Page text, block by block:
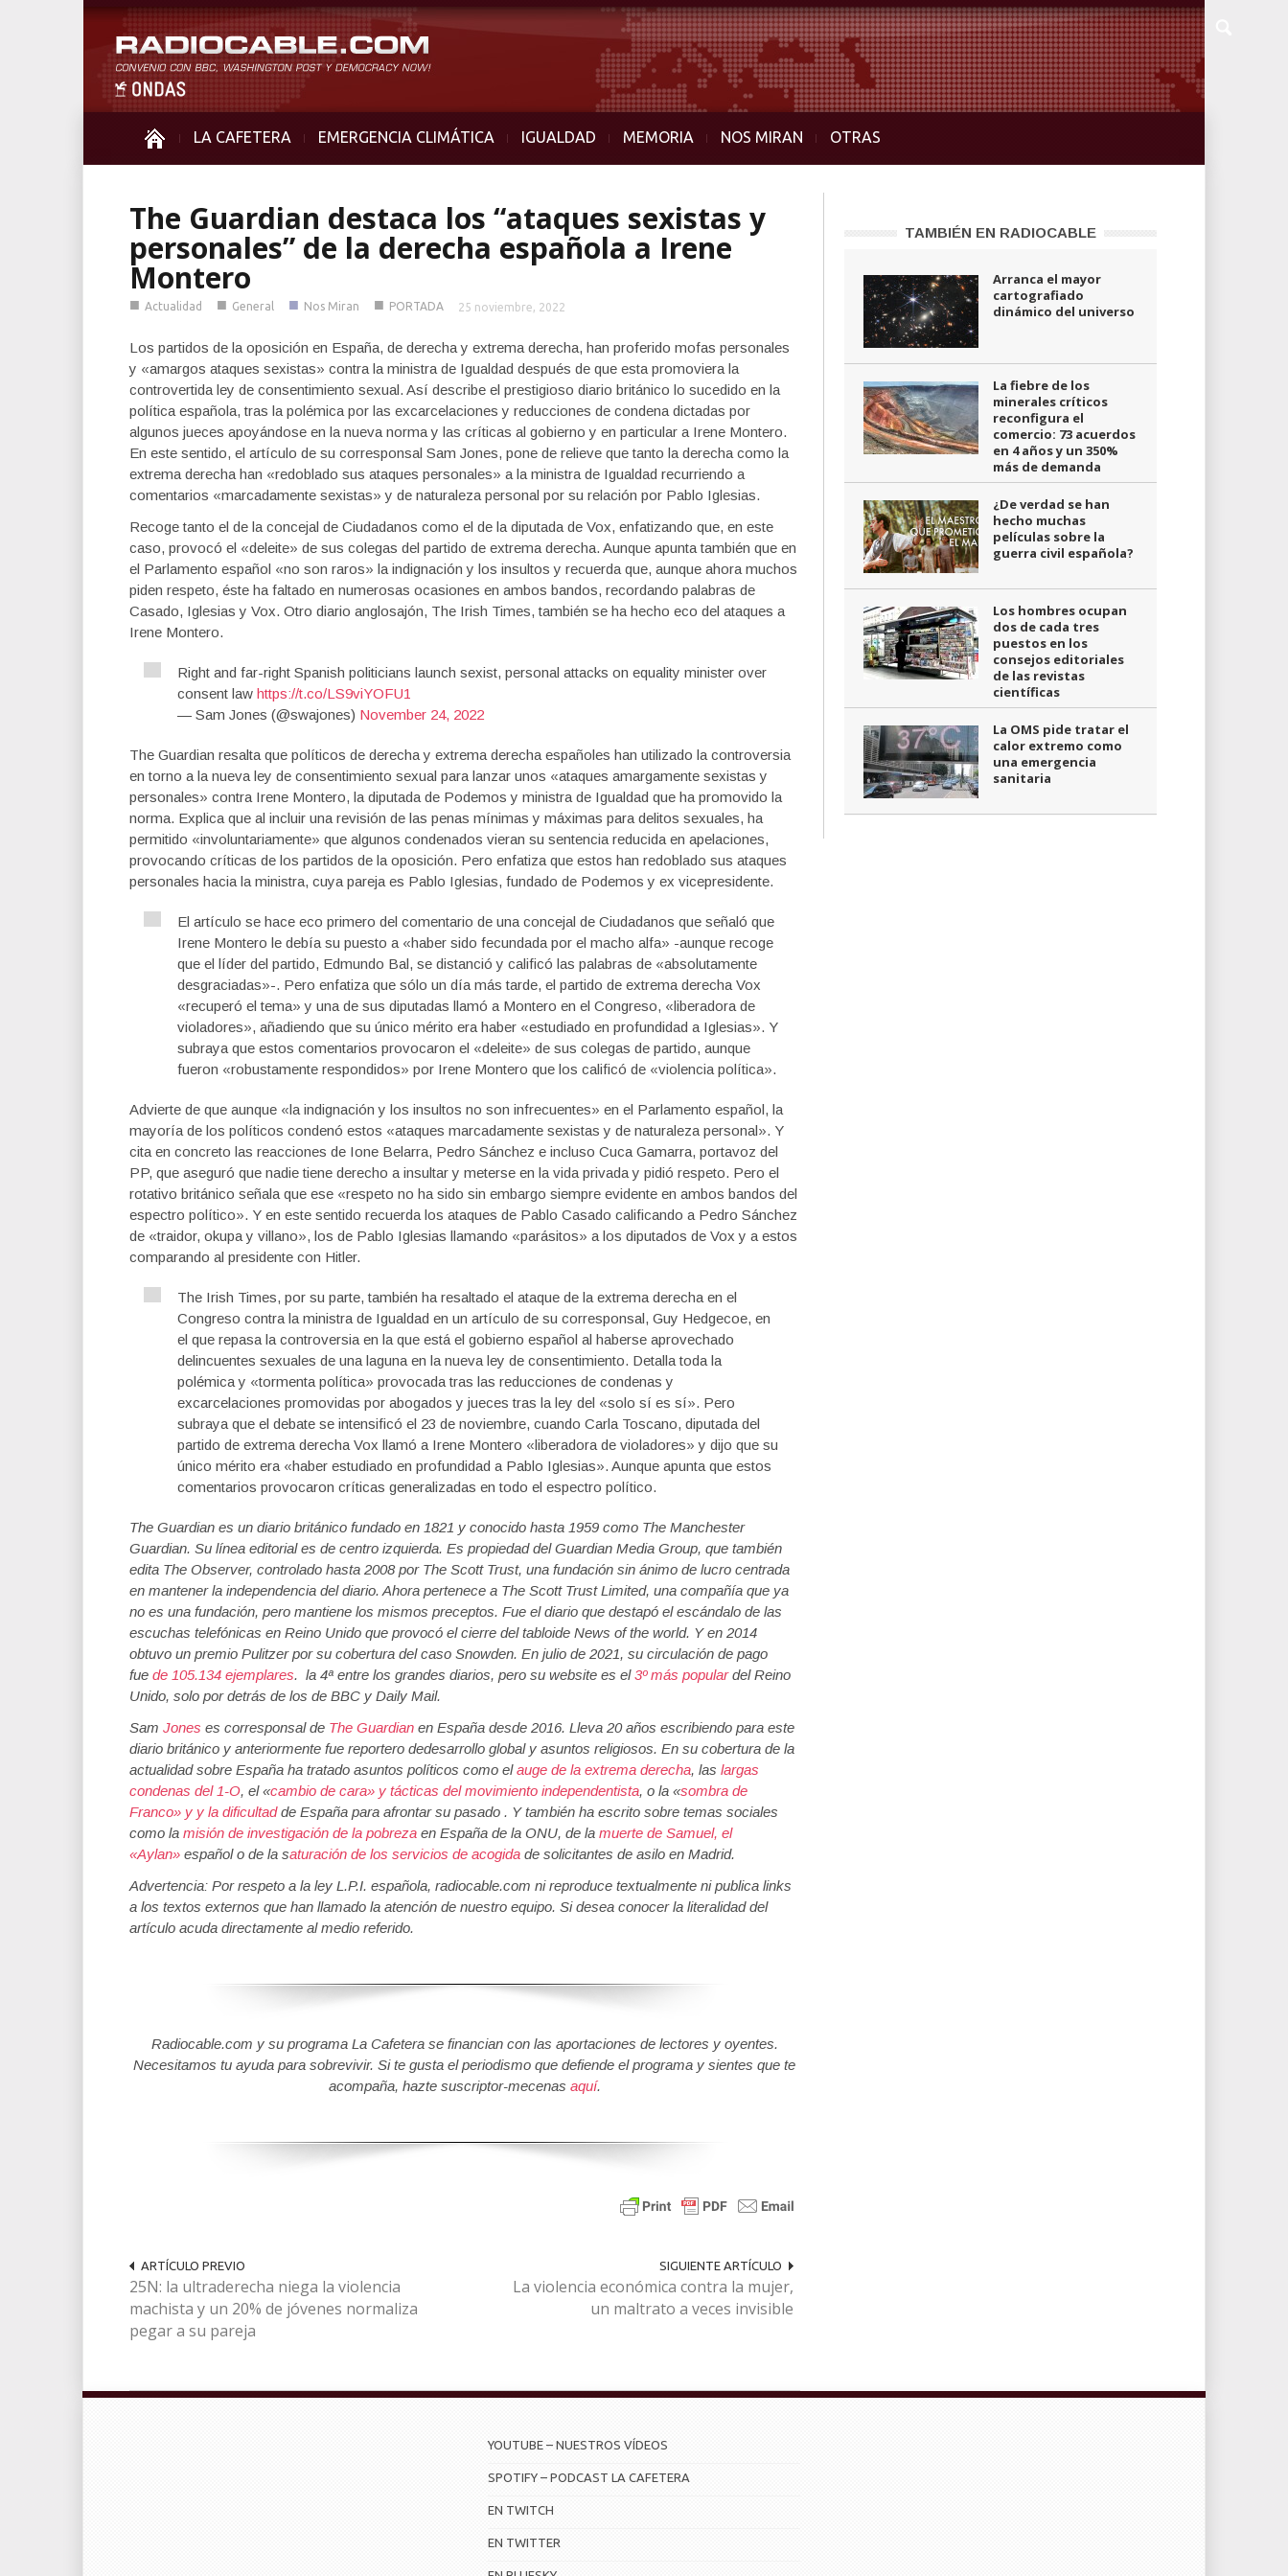
LA CAFETERA EMERGENCIA CLIMÁTICA IGUALDAD MEMORIA NOS MIRAN OTRAS
The Guardian destaca los “ataques sexistas y
personales” de la derecha española a Irene
Montero
■ Actualidad ■ General ■ Nos Miran ■ PORTADA 25 noviembre, 2022
Los partidos de la oposición en España, de derecha y extrema derecha, han proferido mofas personales
y «amargos ataques sexistas» contra la ministra de Igualdad después de que esta promoviera la
controvertida ley de consentimiento sexual. Así describe el prestigioso diario británico lo sucedido en la
política española, tras la polémica por las excarcelaciones y reducciones de condena dictadas por
algunos jueces apoyándose en la nueva norma y las críticas al gobierno y en particular a Irene Montero.
En este sentido, el artículo de su corresponsal Sam Jones, pone de relieve que tanto la derecha como la
extrema derecha han «redoblado sus ataques personales» a la ministra de Igualdad recurriendo a
comentarios «marcadamente sexistas» y de naturaleza personal por su relación por Pablo Iglesias.
Recoge tanto el de la concejal de Ciudadanos como el de la diputada de Vox, enfatizando que, en este
caso, provocó el «deleite» de sus colegas del partido de extrema derecha. Aunque apunta también que en
el Parlamento español «no son raros» la indignación y los insultos y recuerda que, aunque ahora muchos
piden respeto, éste ha faltado en numerosas ocasiones en ambos bandos, recordando palabras de
Casado, Iglesias y Vox. Otro diario anglosajón, The Irish Times, también se ha hecho eco del ataques a
Irene Montero.
Right and far-right Spanish politicians launch sexist, personal attacks on equality minister over
consent law https://t.co/LS9viYOFU1
— Sam Jones (@swajones) November 24, 2022
The Guardian resalta que políticos de derecha y extrema derecha españoles han utilizado la controversia
en torno a la nueva ley de consentimiento sexual para lanzar unos «ataques amargamente sexistas y
personales» contra Irene Montero, la diputada de Podemos y ministra de Igualdad que ha promovido la
norma. Explica que al incluir una revisión de las penas mínimas y máximas para delitos sexuales, ha
permitido «involuntariamente» que algunos condenados vieran su sentencia reducida en apelaciones,
provocando críticas de los partidos de la oposición. Pero enfatiza que estos han redoblado sus ataques
personales hacia la ministra, cuya pareja es Pablo Iglesias, fundado de Podemos y ex vicepresidente.
El artículo se hace eco primero del comentario de una concejal de Ciudadanos que señaló que
Irene Montero le debía su puesto a «haber sido fecundada por el macho alfa» -aunque recoge
que el líder del partido, Edmundo Bal, se distanció y calificó las palabras de «absolutamente
desgraciadas»-. Pero enfatiza que sólo un día más tarde, el partido de extrema derecha Vox
«recuperó el tema» y una de sus diputadas llamó a Montero en el Congreso, «liberadora de
violadores», añadiendo que su único mérito era haber «estudiado en profundidad a Iglesias». Y
subraya que estos comentarios provocaron el «deleite» de sus colegas de partido, aunque
fueron «robustamente respondidos» por Irene Montero que los calificó de «violencia política».
Advierte de que aunque «la indignación y los insultos no son infrecuentes» en el Parlamento español, la
mayoría de los políticos condenó estos «ataques marcadamente sexistas y de naturaleza personal». Y
cita en concreto las reacciones de Ione Belarra, Pedro Sánchez e incluso Cuca Gamarra, portavoz del
PP, que aseguró que nadie tiene derecho a insultar y meterse en la vida privada y pidió respeto. Pero el
rotativo británico señala que ese «respeto no ha sido sin embargo siempre evidente en ambos bandos del
espectro político». Y en este sentido recuerda los ataques de Pablo Casado calificando a Pedro Sánchez
de «traidor, okupa y villano», los de Pablo Iglesias llamando «parásitos» a los diputados de Vox y a estos
comparando al presidente con Hitler.
The Irish Times, por su parte, también ha resaltado el ataque de la extrema derecha en el
Congreso contra la ministra de Igualdad en un artículo de su corresponsal, Guy Hedgecoe, en
el que repasa la controversia en la que está el gobierno español al haberse aprovechado
delincuentes sexuales de una laguna en la nueva ley de consentimiento. Detalla toda la
polémica y «tormenta política» provocada tras las reducciones de condenas y
excarcelaciones promovidas por abogados y jueces tras la ley del «solo sí es sí». Pero
subraya que el debate se intensificó el 23 de noviembre, cuando Carla Toscano, diputada del
partido de extrema derecha Vox llamó a Irene Montero «liberadora de violadores» y dijo que su
único mérito era «haber estudiado en profundidad a Pablo Iglesias». Aunque apunta que estos
comentarios provocaron críticas generalizadas en todo el espectro político.
The Guardian es un diario británico fundado en 1821 y conocido hasta 1959 como The Manchester
Guardian. Su línea editorial es de centro izquierda. Es propiedad del Guardian Media Group, que también
edita The Observer, controlado hasta 2008 por The Scott Trust, una fundación sin ánimo de lucro centrada
en mantener la independencia del diario. Ahora pertenece a The Scott Trust Limited, una compañía que ya
no es una fundación, pero mantiene los mismos preceptos. Fue el diario que destapó el escándalo de las
escuchas telefónicas en Reino Unido que provocó el cierre del tabloide News of the world. Y en 2014
obtuvo un premio Pulitzer por su cobertura del caso Snowden. En julio de 2021, su circulación de pago
fue de 105.134 ejemplares. la 4ª entre los grandes diarios, pero su website es el3º más populardel Reino
Unido, solo por detrás de los de BBC y Daily Mail.
Sam Jones es corresponsal de The Guardian en España desde 2016. Lleva 20 años escribiendo para este
diario británico y anteriormente fue reportero dedesarrollo global y asuntos religiosos. En su cobertura de la
actualidad sobre España ha tratado asuntos políticos como elauge de la extrema derecha, las largas
condenas del 1-O, el «cambio de cara» y tácticas del movimiento independentista, o la «sombra de
Franco» y y la dificultadde España para afrontar su pasado . Y también ha escrito sobre temas sociales
como la misión de investigación de la pobreza en España de la ONU, de la muerte de Samuel, el
«Aylan» español o de la saturación de los servicios de acogida de solicitantes de asilo en Madrid.
Advertencia: Por respeto a la ley L.P.I. española, radiocable.com ni reproduce textualmente ni publica links
a los textos externos que han llamado la atención de nuestro equipo. Si desea conocer la literalidad del
artículo acuda directamente al medio referido.
Radiocable.com y su programa La Cafetera se financian con las aportaciones de lectores y oyentes.
Necesitamos tu ayuda para sobrevivir. Si te gusta el periodismo que defiende el programa y sientes que te
acompaña, hazte suscriptor-mecenas aquí.
ARTÍCULO PREVIO
25N: la ultraderecha niega la violencia
machista y un 20% de jóvenes normaliza
pegar a su pareja
SIGUIENTE ARTÍCULO
La violencia económica contra la mujer,
un maltrato a veces invisible
TAMBIÉN EN RADIOCABLE
Arranca el mayor
cartografiado
dinámico del universo
La fiebre de los
minerales críticos
reconfigura el
comercio: 73 acuerdos
en 4 años y un 350%
más de demanda
¿De verdad se han
hecho muchas
películas sobre la
guerra civil española?
Los hombres ocupan
dos de cada tres
puestos en los
consejos editoriales
de las revistas
científicas
La OMS pide tratar el
calor extremo como
una emergencia
sanitaria
YOUTUBE – NUESTROS VÍDEOS
SPOTIFY – PODCAST LA CAFETERA
EN TWITCH
EN TWITTER